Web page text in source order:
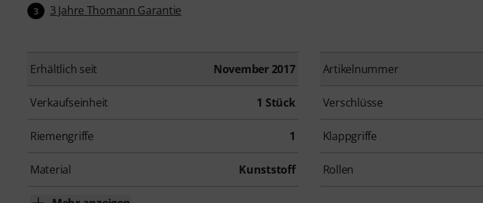
3 3 Jahre Thomann Garantie
Erhältlich seit November 2017 Artikelnummer
Verkaufseinheit 1 Stück Verschlüsse
Riemengriffe 1 Klappgriffe
Material Kunststoff Rollen